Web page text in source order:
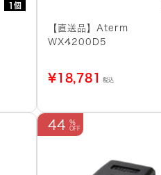
1個
【直送品】Aterm
WX4200D5
¥18,781 税込
44